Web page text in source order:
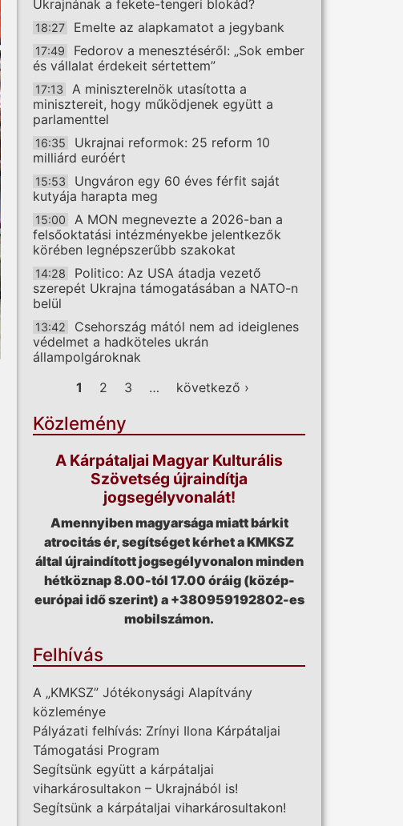
Ukrajnának a fekete-tengeri blokád?
18:27 Emelte az alapkamatot a jegybank
17:49
Fedorov a menesztéséről: „Sok ember
és vállalat érdekeit sértettem”
17:13
A miniszterelnök utasította a
minisztereit, hogy működjenek együtt a
parlamenttel
16:35
Ukrajnai reformok: 25 reform 10
milliárd euróért
15:53
Ungváron egy 60 éves férfit saját
kutyája harapta meg
15:00
A MON megnevezte a 2026-ban a
felsőoktatási intézményekbe jelentkezők
körében legnépszerűbb szakokat
14:28
Politico: Az USA átadja vezető
szerepét Ukrajna támogatásában a NATO-n
belül
13:42
Csehország mától nem ad ideiglenes
védelmet a hadköteles ukrán
állampolgároknak
Oldalak
1 2 3 … következő ›
Közlemény
A Kárpátaljai Magyar Kulturális
Szövetség újraindítja
jogsegélyvonalát!
Amennyiben magyarsága miatt bárkit
atrocitás ér, segítséget kérhet a KMKSZ
által újraindított jogsegélyvonalon minden
hétköznap 8.00-tól 17.00 óráig (közép-
európai idő szerint) a +380959192802-es
mobilszámon.
Felhívás
A „KMKSZ” Jótékonysági Alapítvány
közleménye
Pályázati felhívás: Zrínyi Ilona Kárpátaljai
Támogatási Program
Segítsünk együtt a kárpátaljai
viharkárosultakon – Ukrajnából is!
Segítsünk a kárpátaljai viharkárosultakon!